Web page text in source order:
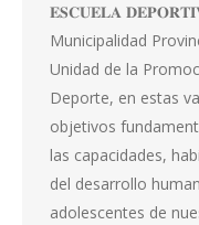
𝐄𝐒𝐂𝐔𝐄𝐋𝐀
Municipalidad
Unidad de la
Deporte, en estas
objetivos
las capacidades,
del desarrollo
adolescentes de